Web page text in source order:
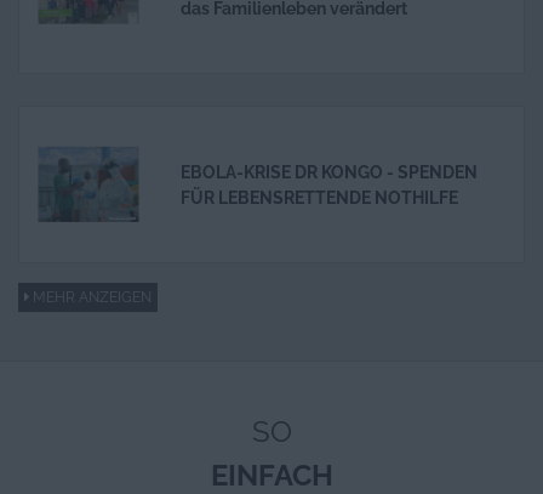
das Familienleben verändert
EBOLA-KRISE DR KONGO - SPENDEN
FÜR LEBENSRETTENDE NOTHILFE
MEHR ANZEIGEN
SO
EINFACH